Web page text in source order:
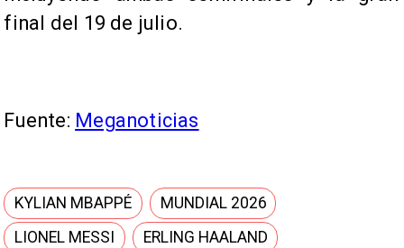
final del 19 de julio.
Fuente: Meganoticias
KYLIAN MBAPPÉ
MUNDIAL 2026
LIONEL MESSI
ERLING HAALAND